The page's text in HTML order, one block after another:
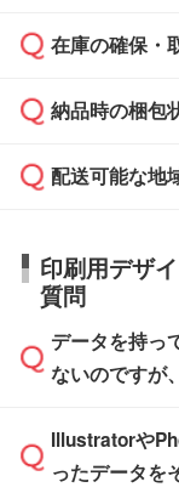
校や幼稚園
ご希望の際
ください。
たは注文フ
ご入金確認
タッフまで
ル」に注文
その締切日
品が決まり
たします。
ご希望の納
い。
応が可能かご
す。>>対象
※最短出荷日
品ページに
在庫の確保・
ご入金確認
はできかね
納品時の梱包
商品によっ
す。(白箱、
【袋入り】
す。(透明袋
【個包装な
※化粧箱から
箱の作成は
配送可能な地
日本全国へ
直接納品は
ださい。
印刷用デザ
質問
データを持っ
ないのですが
無料の「デ
PCやスマホ
Illustratorや
ったデータを